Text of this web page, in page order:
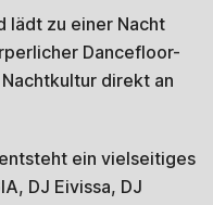
lädt zu einer Nacht
Dancefloor-
direkt an
ein vielseitiges
DJ Eivissa, DJ